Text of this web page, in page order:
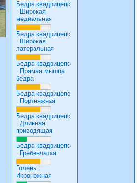
Бедра квадрицепс
: Широкая
медиальная
Бедра квадрицепс
: Широкая
латеральная
Бедра квадрицепс
: Прямая мышца
бедра
Бедра квадрицепс
: Портняжная
Бедра квадрицепс
: Длинная
приводящая
Бедра квадрицепс
: Гребенчатая
Голень :
Икроножная